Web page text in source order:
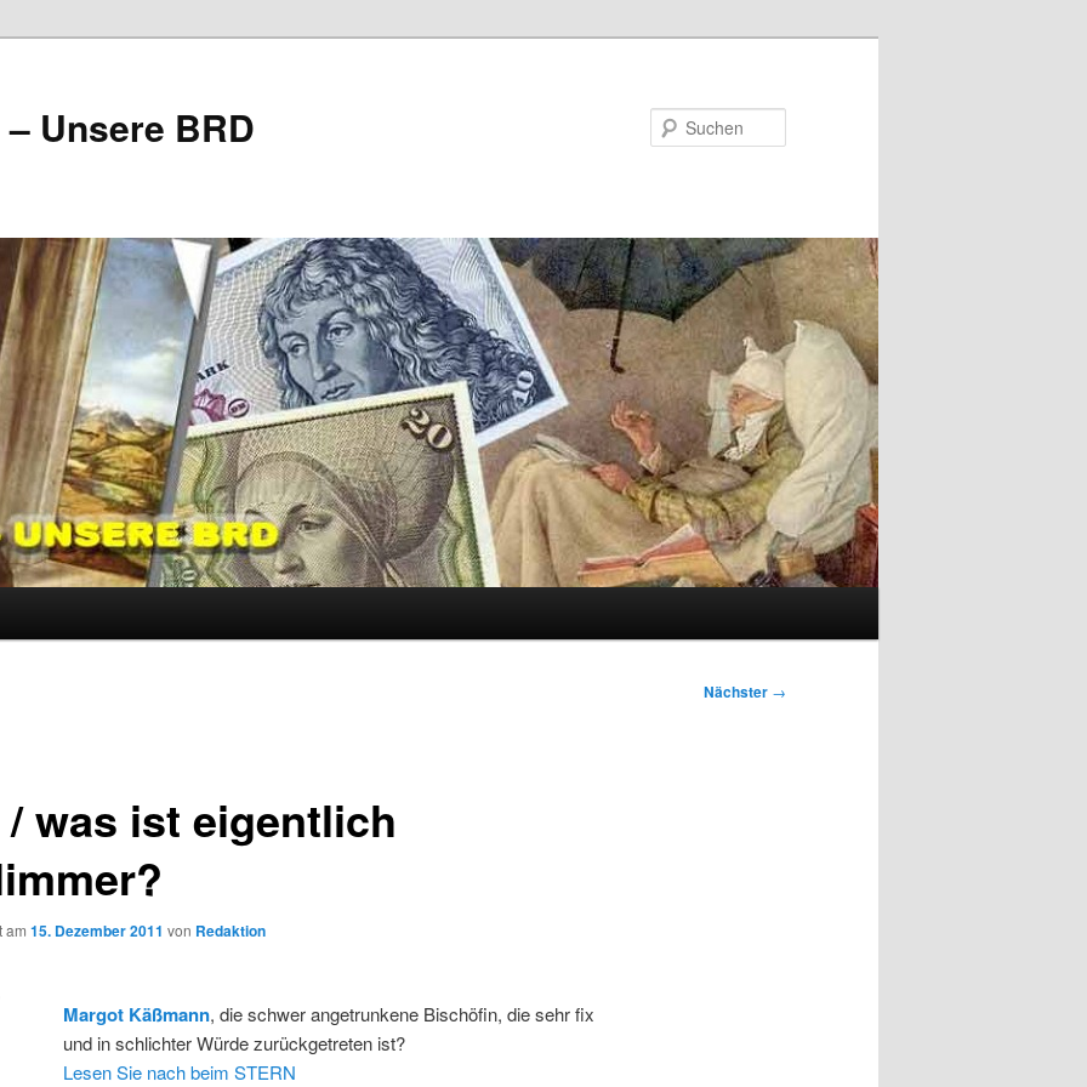
Unsere BRD
Nächster →
/ was ist eigentlich
am 15. Dezember 2011 von Redaktion
Margot Käßmann, die schwer angetrunkene Bischöfin, die sehr fix
und in schlichter Würde zurückgetreten ist?
Lesen Sie nach beim STERN